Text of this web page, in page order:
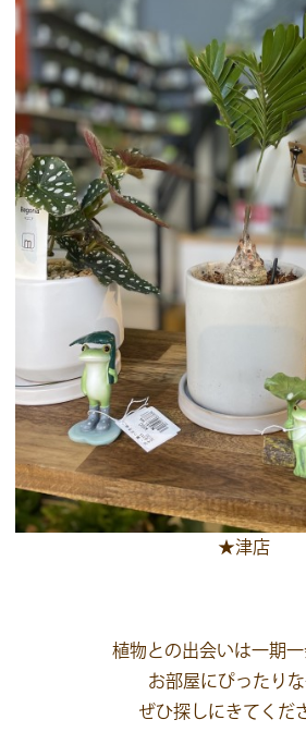
★津店
植物との出会いは一期
お部屋にぴったり
ぜひ探しにきてくだ